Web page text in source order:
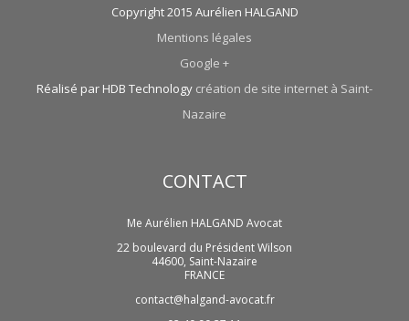
Copyright 2015 Aurélien HALGAND
Mentions légales
Google +
Réalisé par HDB Technology création de site internet à Saint-
Nazaire
CONTACT
Me Aurélien HALGAND Avocat
22 boulevard du Président Wilson
44600, Saint-Nazaire
FRANCE
contact@halgand-avocat.fr